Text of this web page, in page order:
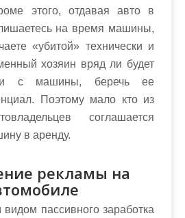
этого, отдавая авто в
на время машины,
«убитой» технически и
хозяин вряд ли будет
с машины, беречь ее
Поэтому мало кто из
соглашается
в аренду.
рекламы на
пассивного заработка